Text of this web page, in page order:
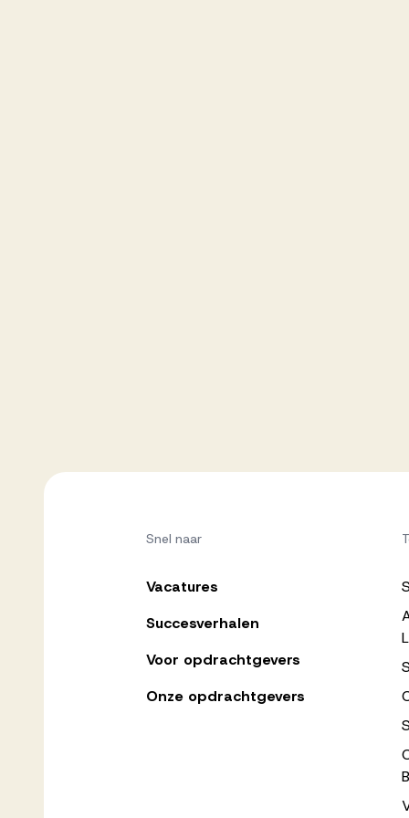
Snel naar
Vacatures
Succesverhalen
Voor opdrachtgevers
Onze opdrachtgevers